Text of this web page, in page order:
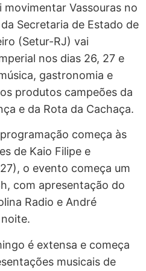
movimentar Vassouras no
Secretaria de Estado de
(Setur-RJ) vai
nos dias 26, 27 e
gastronomia e
produtos campeões da
e da Rota da Cachaça.
começa às
de Kaio Filipe e
o evento começa um
com apresentação do
Radio e André
é extensa e começa
musicais de